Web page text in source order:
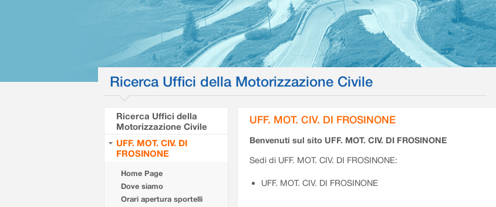
Ricerca Uffici della Motorizzazione Civile
Ricerca Uffici della
Motorizzazione Civile
UFF. MOT. CIV. DI
FROSINONE
Home Page
Dove siamo
Orari apertura sportelli
UFF. MOT. CIV. DI FROSINONE
Benvenuti sul sito UFF. MOT. CIV. DI FROSINONE
Sedi di UFF. MOT. CIV. DI FROSINONE:
UFF. MOT. CIV. DI FROSINONE